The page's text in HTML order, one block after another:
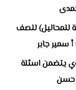
للمحاليل) للصف
يتضمن اسئلة
حسن